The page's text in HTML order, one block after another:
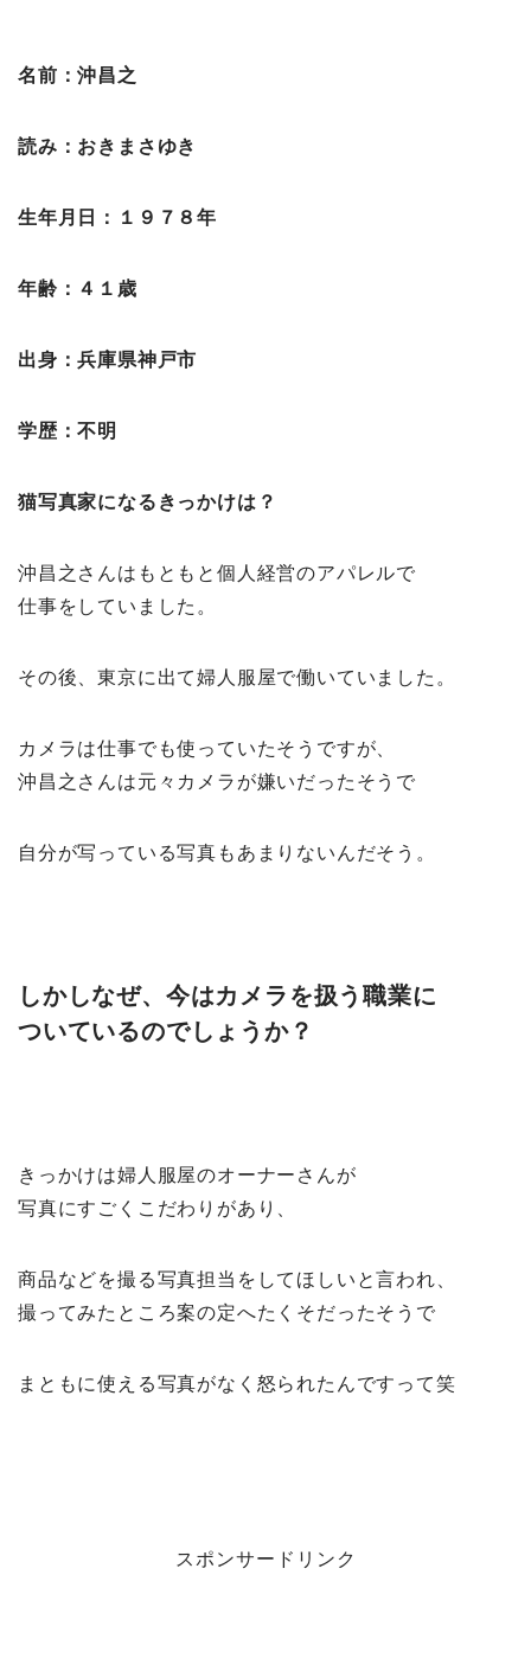
名前：沖昌之
読み：おきまさゆき
生年月日：１９７８年
年齢：４１歳
出身：兵庫県神戸市
学歴：不明
猫写真家になるきっかけは？
沖昌之さんはもともと個人経営のアパレルで
仕事をしていました。
その後、東京に出て婦人服屋で働いていました。
カメラは仕事でも使っていたそうですが、
沖昌之さんは元々カメラが嫌いだったそうで
自分が写っている写真もあまりないんだそう。
しかしなぜ、今はカメラを扱う職業に
ついているのでしょうか？
きっかけは婦人服屋のオーナーさんが
写真にすごくこだわりがあり、
商品などを撮る写真担当をしてほしいと言われ、
撮ってみたところ案の定へたくそだったそうで
まともに使える写真がなく怒られたんですって笑
スポンサードリンク